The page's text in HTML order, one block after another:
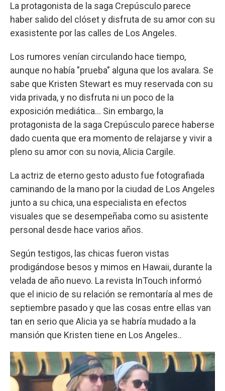
La protagonista de la saga Crepúsculo parece
haber salido del clóset y disfruta de su amor con su
exasistente por las calles de Los Angeles.
Los rumores venían circulando hace tiempo,
aunque no había "prueba" alguna que los avalara. Se
sabe que Kristen Stewart es muy reservada con su
vida privada, y no disfruta ni un poco de la
exposición mediática... Sin embargo, la
protagonista de la saga Crepúsculo parece haberse
dado cuenta que era momento de relajarse y vivir a
pleno su amor con su novia, Alicia Cargile.
La actriz de eterno gesto adusto fue fotografiada
caminando de la mano por la ciudad de Los Angeles
junto a su chica, una especialista en efectos
visuales que se desempeñaba como su asistente
personal desde hace varios años.
Según testigos, las chicas fueron vistas
prodigándose besos y mimos en Hawaii, durante la
velada de año nuevo. La revista InTouch informó
que el inicio de su relación se remontaría al mes de
septiembre pasado y que las cosas entre ellas van
tan en serio que Alicia ya se habría mudado a la
mansión que Kristen tiene en Los Angeles..